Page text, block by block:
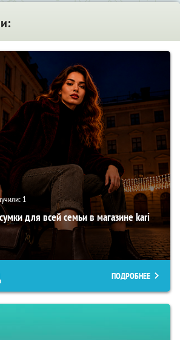
1
для всей семьи в магазине kari
ПОДРОБНЕЕ